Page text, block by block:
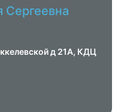
Сергеевна
д 21А, КДЦ